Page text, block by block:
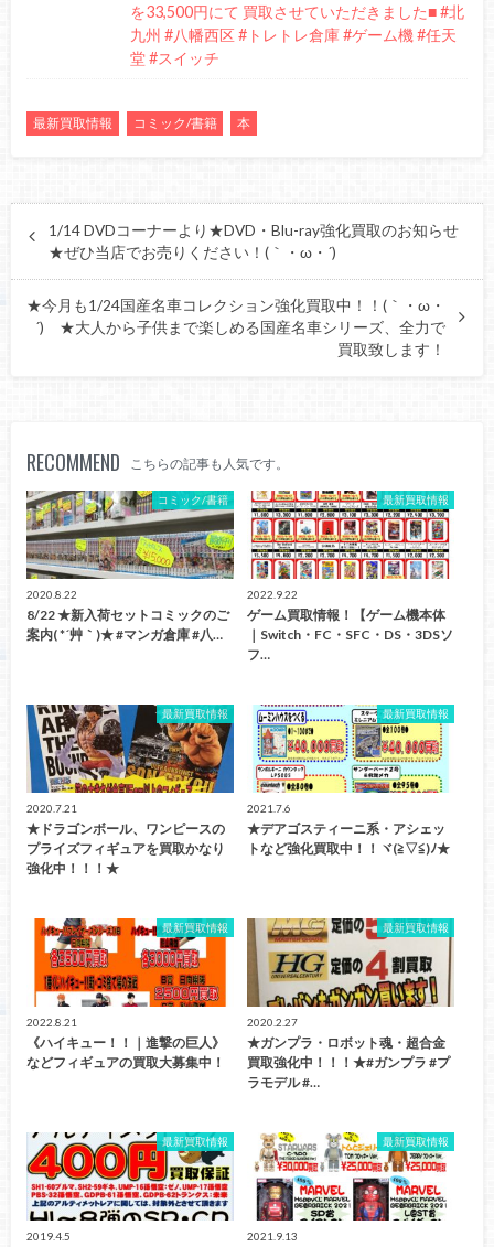
を33,500円にて 買取させていただきました■ #北
九州 #八幡西区 #トレトレ倉庫 #ゲーム機 #任天
堂 #スイッチ
最新買取情報 コミック/書籍 本
1/14 DVDコーナーより★DVD・Blu-ray強化買取のお知らせ
★ぜひ当店でお売りください！(｀・ω・´)ゞ
★今月も1/24国産名車コレクション強化買取中！！(｀・ω・
´)ゞ★大人から子供まで楽しめる国産名車シリーズ、全力で
買取致します！
RECOMMEND こちらの記事も人気です。
コミック/書籍
2020.8.22
8/22 ★新入荷セットコミックのご
案内( *´艸｀)★ #マンガ倉庫 #八…
最新買取情報
2022.9.22
ゲーム買取情報！【ゲーム機本体
｜Switch・FC・SFC・DS・3DSソ
フ…
最新買取情報
2020.7.21
★ドラゴンボール、ワンピースの
プライズフィギュアを買取かなり
強化中！！！★
最新買取情報
2021.7.6
★デアゴスティーニ系・アシェッ
トなど強化買取中！！ヾ(≧▽≦)ﾉ★
最新買取情報
2022.8.21
《ハイキュー！！｜進撃の巨人》
などフィギュアの買取大募集中！
最新買取情報
2020.2.27
★ガンプラ・ロボット魂・超合金
買取強化中！！！★#ガンプラ #プ
ラモデル #…
最新買取情報
2019.4.5
最新買取情報
2021.9.13